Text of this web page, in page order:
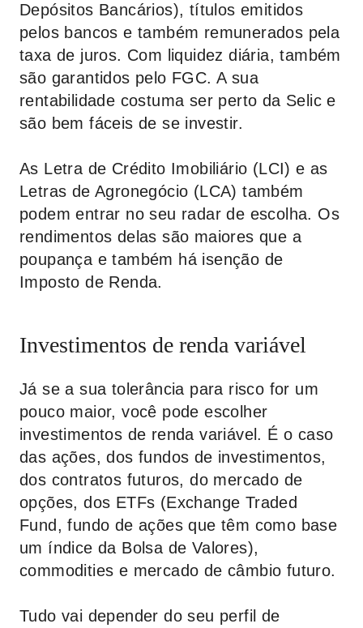
Depósitos Bancários), títulos emitidos
pelos bancos e também remunerados pela
taxa de juros. Com liquidez diária, também
são garantidos pelo FGC. A sua
rentabilidade costuma ser perto da Selic e
são bem fáceis de se investir.
As Letra de Crédito Imobiliário (LCI) e as
Letras de Agronegócio (LCA) também
podem entrar no seu radar de escolha. Os
rendimentos delas são maiores que a
poupança e também há isenção de
Imposto de Renda.
Investimentos de renda variável
Já se a sua tolerância para risco for um
pouco maior, você pode escolher
investimentos de renda variável. É o caso
das ações, dos fundos de investimentos,
dos contratos futuros, do mercado de
opções, dos ETFs (Exchange Traded
Fund , fundo de ações que têm como base
um índice da Bolsa de Valores),
commodities e mercado de câmbio futuro.
Tudo vai depender do seu perfil de